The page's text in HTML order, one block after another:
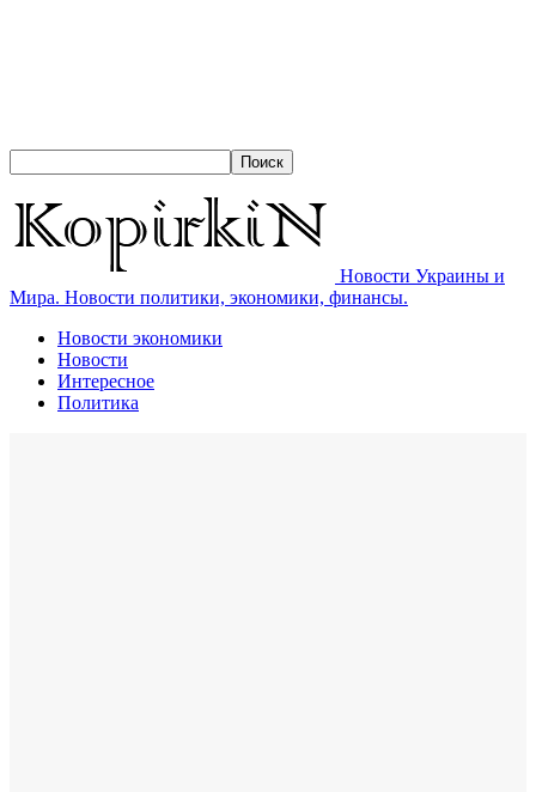
Новости Украины и
Мира. Новости политики, экономики, финансы.
Новости экономики
Новости
Интересное
Политика